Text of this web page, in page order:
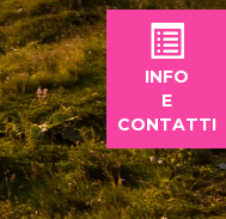
INFO
E
CONTATTI